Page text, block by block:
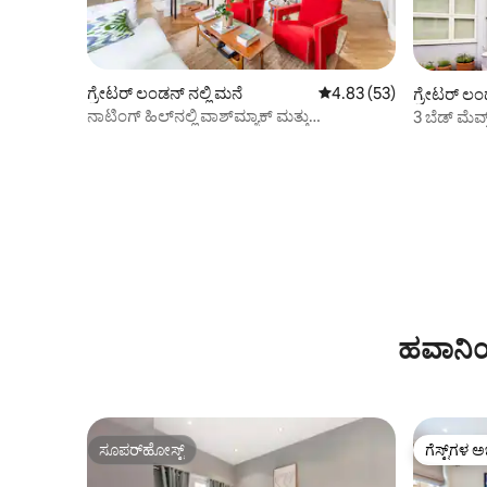
ಗ್ರೇಟರ್ ಲಂಡನ್ ನಲ್ಲಿ ಮನೆ 5 ರಲ್ಲಿ 4.83 ಸರಾಸರಿ
4.83 (53)
ನಾಟಿಂಗ್ ಹಿಲ್‌ನಲ್ಲಿ ವಾಶ್‌ಮ್ಯಾಕ್ ಮತ್ತು
ಗ್ರೇಟರ್
3 ಬೆಡ್
ಸೂಪರ್‌ಹೋಸ್ಟ್
ಸೂಪರ್‌ಹೋಸ್ಟ್ ಗೆಸ್ಟ್‌ಗಳ
ಗೆಸ್ಟ್‌ಗಳ